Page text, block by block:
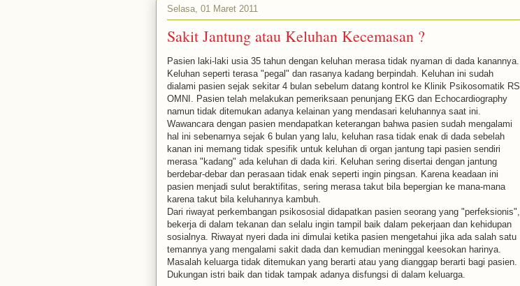
Selasa, 01 Maret 2011
Sakit Jantung atau Keluhan Kecemasan ?
Pasien laki-laki usia 35 tahun dengan keluhan merasa tidak nyaman di dada kanannya.
Keluhan seperti terasa "pegal" dan rasanya kadang berpindah. Keluhan ini sudah
dialami pasien sejak sekitar 4 bulan sebelum datang kontrol ke Klinik Psikosomatik RS
OMNI. Pasien telah melakukan pemeriksaan penunjang EKG dan Echocardiography
namun tidak ditemukan adanya kelainan yang mendasari keluhannya saat ini.
Wawancara dengan pasien mendapatkan keterangan bahwa pasien sudah mengalami
hal ini sebenarnya sejak 6 bulan yang lalu, keluhan rasa tidak enak di dada sebelah
kanan ini memang tidak spesifik untuk keluhan di organ jantung tapi pasien sendiri
merasa "kadang" ada keluhan di dada kiri. Keluhan sering disertai dengan jantung
berdebar-debar dan perasaan tidak enak seperti ingin pingsan. Karena keadaan ini
pasien menjadi sulut beraktifitas, sering merasa takut bila bepergian ke mana-mana
karena takut bila keluhannya kambuh.
Dari riwayat perkembangan psikososial didapatkan pasien seorang yang "perfeksionis",
bekerja di dalam tekanan dan selalu ingin tampil baik dalam pekerjaan dan kehidupan
sosialnya. Riwayat nyeri dada ini dimulai ketika pasien mengetahui jika ada salah satu
temannya yang mengalami sakit dada dan kemudian meninggal keesokan harinya.
Masalah keluarga tidak ditemukan yang berarti atau yang dianggap berarti bagi pasien.
Dukungan istri baik dan tidak tampak adanya disfungsi di dalam keluarga.